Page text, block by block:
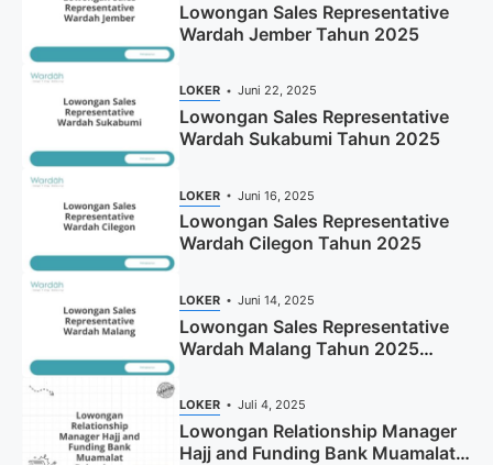
Lowongan Sales Representative
Wardah Jember Tahun 2025
LOKER Juni 22, 2025
Lowongan Sales Representative
Wardah Sukabumi Tahun 2025
LOKER Juni 16, 2025
Lowongan Sales Representative
Wardah Cilegon Tahun 2025
LOKER Juni 14, 2025
Lowongan Sales Representative
Wardah Malang Tahun 2025
LOKER Juli 4, 2025
Lowongan Relationship Manager
Hajj and Funding Bank Muamalat